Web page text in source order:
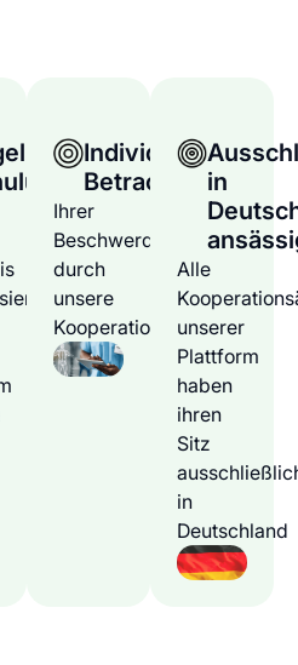
Individuelle
Betrachtung
Ihrer
Beschwerden
durch
unsere
Kooperationsärzte
in
Alle
unserer
Plattform
haben
ihren
Sitz
in
Deutschland